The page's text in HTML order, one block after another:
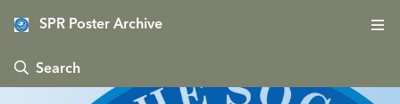
SPR Poster Archive
 Search